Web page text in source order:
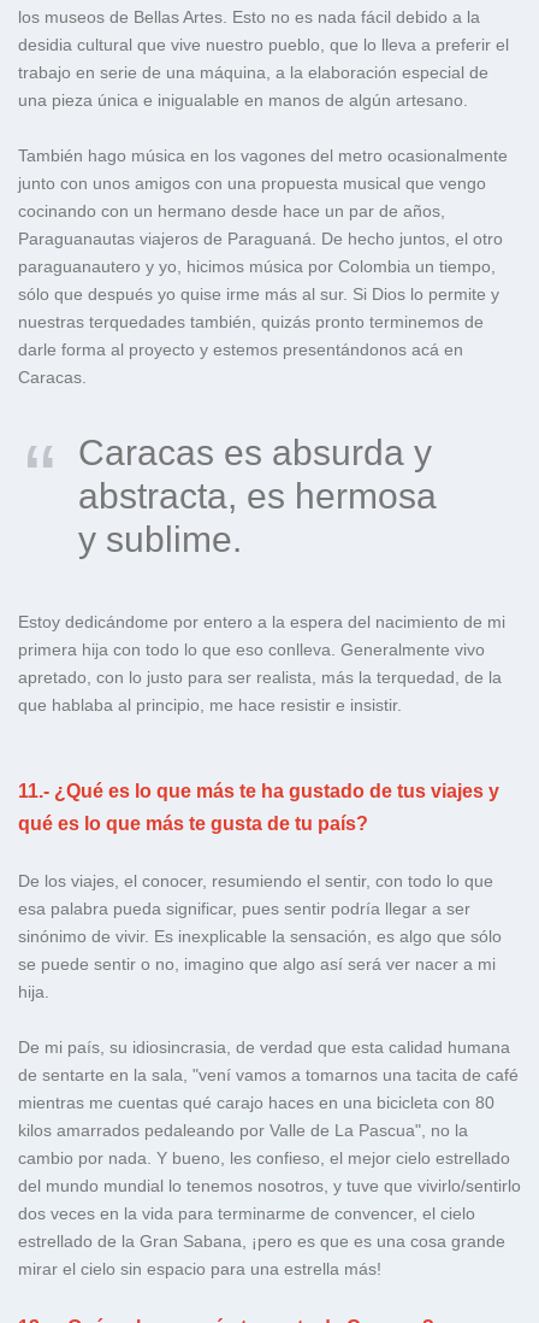
los museos de Bellas Artes. Esto no es nada fácil debido a la
desidia cultural que vive nuestro pueblo, que lo lleva a preferir el
trabajo en serie de una máquina, a la elaboración especial de
una pieza única e inigualable en manos de algún artesano.
También hago música en los vagones del metro ocasionalmente
junto con unos amigos con una propuesta musical que vengo
cocinando con un hermano desde hace un par de años,
Paraguanautas viajeros de Paraguaná. De hecho juntos, el otro
paraguanautero y yo, hicimos música por Colombia un tiempo,
sólo que después yo quise irme más al sur. Si Dios lo permite y
nuestras terquedades también, quizás pronto terminemos de
darle forma al proyecto y estemos presentándonos acá en
Caracas.
Caracas es absurda y
abstracta, es hermosa
y sublime.
Estoy dedicándome por entero a la espera del nacimiento de mi
primera hija con todo lo que eso conlleva. Generalmente vivo
apretado, con lo justo para ser realista, más la terquedad, de la
que hablaba al principio, me hace resistir e insistir.
11.- ¿Qué es lo que más te ha gustado de tus viajes y
qué es lo que más te gusta de tu país?
De los viajes, el conocer, resumiendo el sentir, con todo lo que
esa palabra pueda significar, pues sentir podría llegar a ser
sinónimo de vivir. Es inexplicable la sensación, es algo que sólo
se puede sentir o no, imagino que algo así será ver nacer a mi
hija.
De mi país, su idiosincrasia, de verdad que esta calidad humana
de sentarte en la sala, "vení vamos a tomarnos una tacita de café
mientras me cuentas qué carajo haces en una bicicleta con 80
kilos amarrados pedaleando por Valle de La Pascua", no la
cambio por nada. Y bueno, les confieso, el mejor cielo estrellado
del mundo mundial lo tenemos nosotros, y tuve que vivirlo/sentirlo
dos veces en la vida para terminarme de convencer, el cielo
estrellado de la Gran Sabana, ¡pero es que es una cosa grande
mirar el cielo sin espacio para una estrella más!